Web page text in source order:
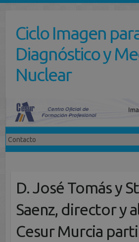
contenidoCiclo Imagen
Diagnóstico y
Nuclear
D. José Tomás y
Saenz, director y
Cesur Murcia